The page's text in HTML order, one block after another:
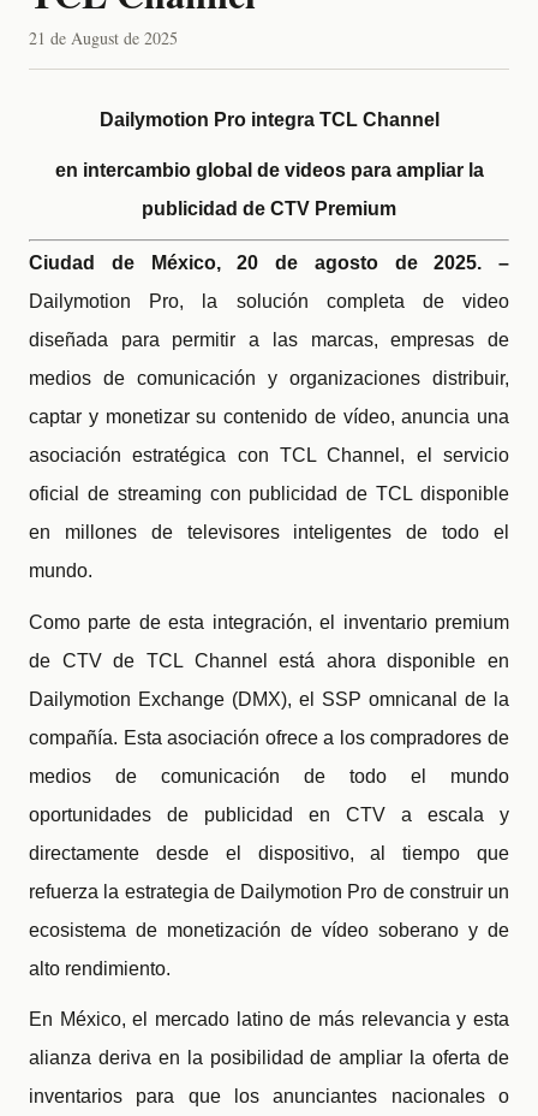
21 de August de 2025
Dailymotion Pro integra TCL Channel
en intercambio global de videos para ampliar la
publicidad de CTV Premium
Ciudad de México, 20 de agosto de 2025. –
Dailymotion Pro, la solución completa de video
diseñada para permitir a las marcas, empresas de
medios de comunicación y organizaciones distribuir,
captar y monetizar su contenido de vídeo, anuncia una
asociación estratégica con TCL Channel, el servicio
oficial de streaming con publicidad de TCL disponible
en millones de televisores inteligentes de todo el
mundo.
Como parte de esta integración, el inventario premium
de CTV de TCL Channel está ahora disponible en
Dailymotion Exchange (DMX), el SSP omnicanal de la
compañía. Esta asociación ofrece a los compradores de
medios de comunicación de todo el mundo
oportunidades de publicidad en CTV a escala y
directamente desde el dispositivo, al tiempo que
refuerza la estrategia de Dailymotion Pro de construir un
ecosistema de monetización de vídeo soberano y de
alto rendimiento.
En México, el mercado latino de más relevancia y esta
alianza deriva en la posibilidad de ampliar la oferta de
inventarios para que los anunciantes nacionales o